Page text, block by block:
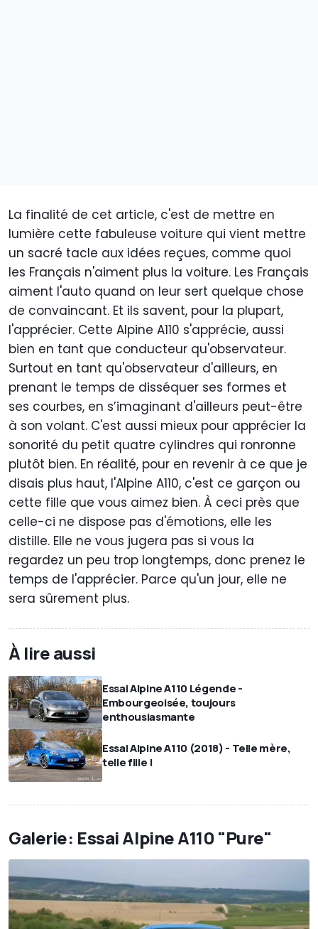
La finalité de cet article, c'est de mettre en
lumière cette fabuleuse voiture qui vient mettre
un sacré tacle aux idées reçues, comme quoi
les Français n'aiment plus la voiture. Les Français
aiment l'auto quand on leur sert quelque chose
de convaincant. Et ils savent, pour la plupart,
l'apprécier. Cette Alpine A110 s'apprécie, aussi
bien en tant que conducteur qu'observateur.
Surtout en tant qu'observateur d'ailleurs, en
prenant le temps de disséquer ses formes et
ses courbes, en s’imaginant d'ailleurs peut-être
à son volant. C'est aussi mieux pour apprécier la
sonorité du petit quatre cylindres qui ronronne
plutôt bien. En réalité, pour en revenir à ce que je
disais plus haut, l'Alpine A110, c'est ce garçon ou
cette fille que vous aimez bien. À ceci près que
celle-ci ne dispose pas d'émotions, elle les
distille. Elle ne vous jugera pas si vous la
regardez un peu trop longtemps, donc prenez le
temps de l'apprécier. Parce qu'un jour, elle ne
sera sûrement plus.
À lire aussi
Essai Alpine A110 Légende -
Embourgeoisée, toujours
enthousiasmante
Essai Alpine A110 (2018) - Telle mère,
telle fille !
Galerie: Essai Alpine A110 "Pure"